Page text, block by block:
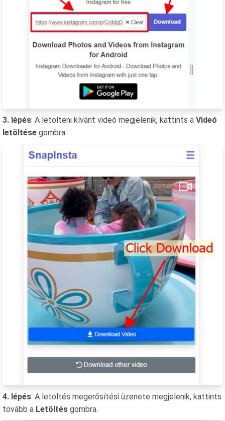
3. lépés: A letölteni kívánt videó megjelenik, kattints a Videó
letöltése gombra.
4. lépés: A letöltés megerősítési üzenete megjelenik, kattints
tovább a Letöltés gombra.